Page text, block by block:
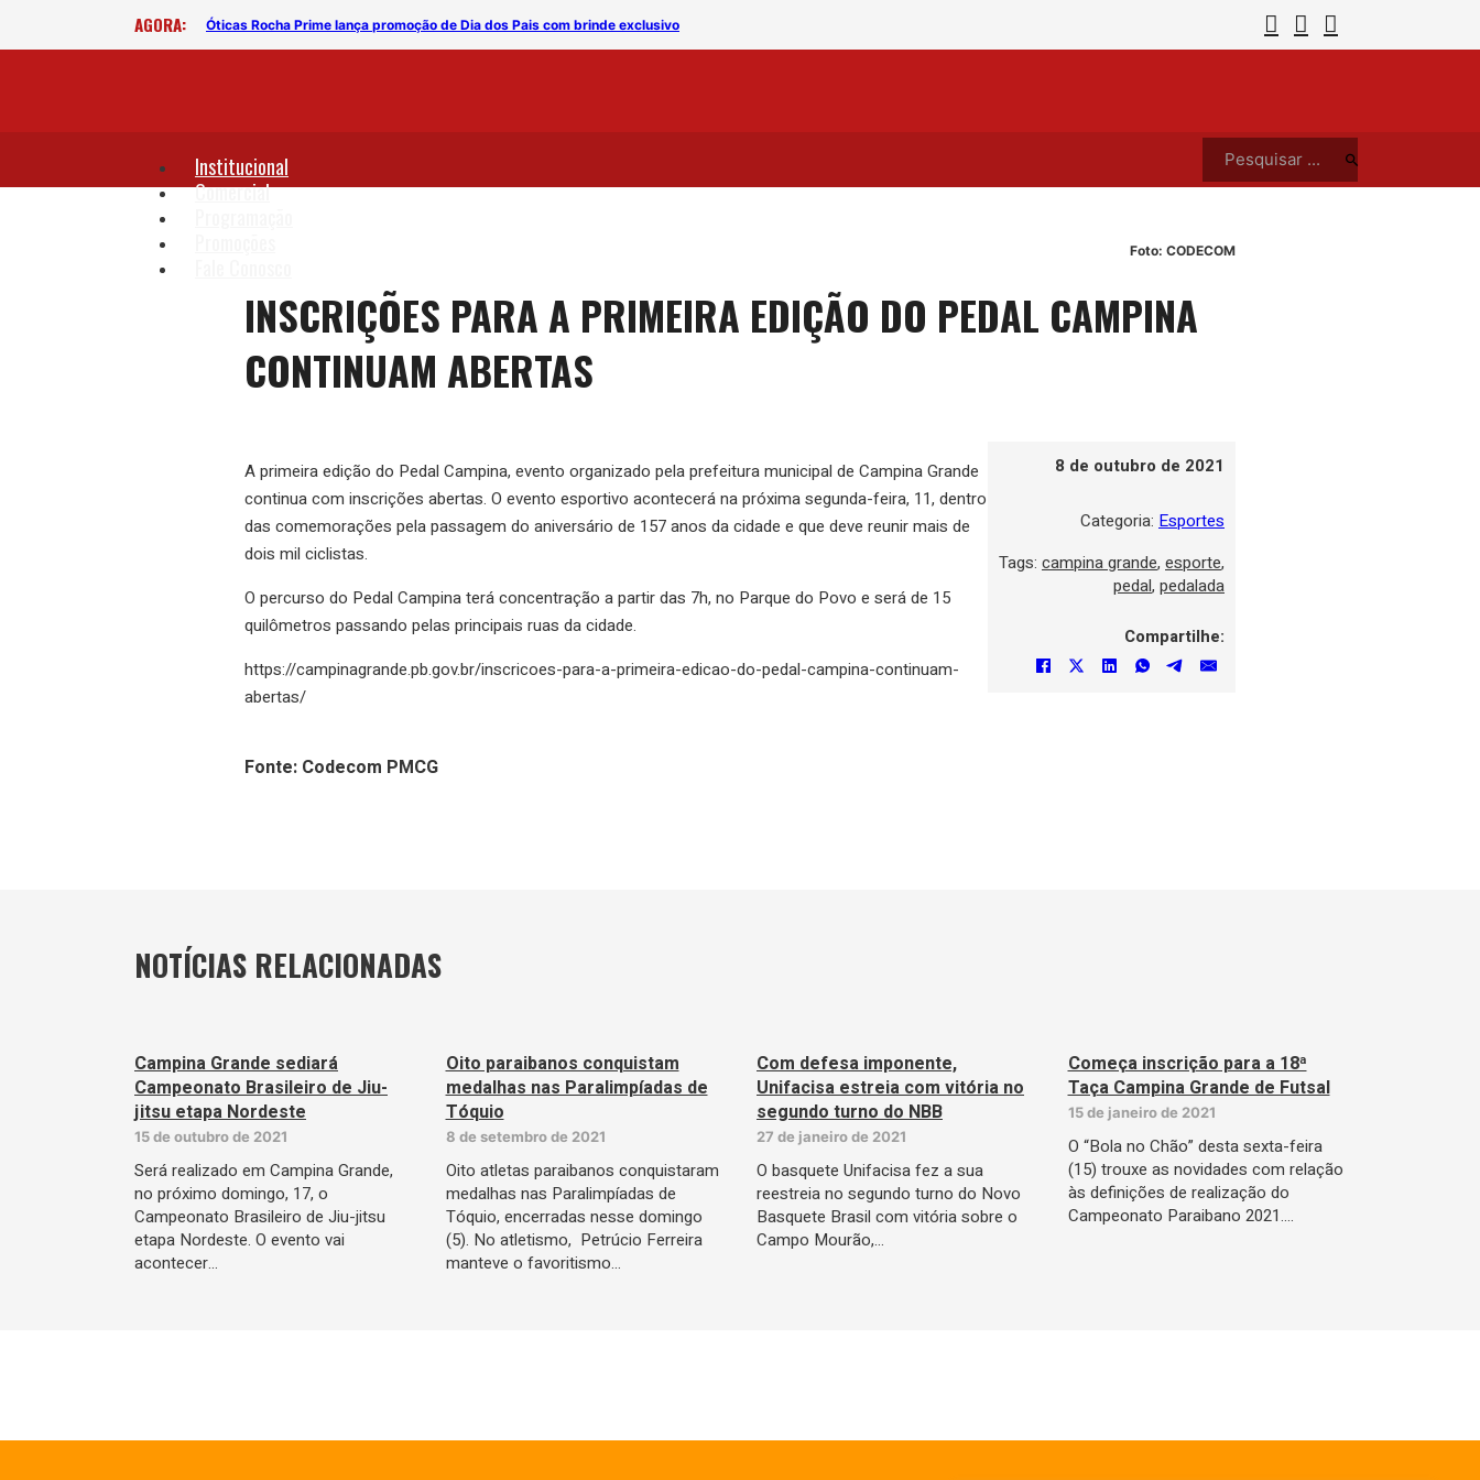
AGORA: Óticas Rocha Prime lança promoção de Dia dos Pais com brinde exclusivo
Institucional
Comercial
Pesquisar ...
Foto: CODECOM
INSCRIÇÕES PARA A PRIMEIRA EDIÇÃO DO PEDAL CAMPINA
CONTINUAM ABERTAS
A primeira edição do Pedal Campina, evento organizado pela prefeitura municipal de Campina Grande
continua com inscrições abertas. O evento esportivo acontecerá na próxima segunda-feira, 11, dentro
das comemorações pela passagem do aniversário de 157 anos da cidade e que deve reunir mais de
dois mil ciclistas.
O percurso do Pedal Campina terá concentração a partir das 7h, no Parque do Povo e será de 15
quilômetros passando pelas principais ruas da cidade.
https://campinagrande.pb.gov.br/inscricoes-para-a-primeira-edicao-do-pedal-campina-continuam-
abertas/
Fonte: Codecom PMCG
8 de outubro de 2021
Categoria: Esportes
Tags: campina grande, esporte,
pedal, pedalada
Compartilhe:
NOTÍCIAS RELACIONADAS
Campina Grande sediará
Campeonato Brasileiro de Jiu-
jitsu etapa Nordeste
15 de outubro de 2021
Será realizado em Campina Grande,
no próximo domingo, 17, o
Campeonato Brasileiro de Jiu-jitsu
etapa Nordeste. O evento vai
acontecer…
Oito paraibanos conquistam
medalhas nas Paralimpíadas de
Tóquio
8 de setembro de 2021
Oito atletas paraibanos conquistaram
medalhas nas Paralimpíadas de
Tóquio, encerradas nesse domingo
(5). No atletismo, Petrúcio Ferreira
manteve o favoritismo…
Com defesa imponente,
Unifacisa estreia com vitória no
segundo turno do NBB
27 de janeiro de 2021
O basquete Unifacisa fez a sua
reestreia no segundo turno do Novo
Basquete Brasil com vitória sobre o
Campo Mourão,…
Começa inscrição para a 18ª
Taça Campina Grande de Futsal
15 de janeiro de 2021
O “Bola no Chão” desta sexta-feira
(15) trouxe as novidades com relação
às definições de realização do
Campeonato Paraibano 2021.…